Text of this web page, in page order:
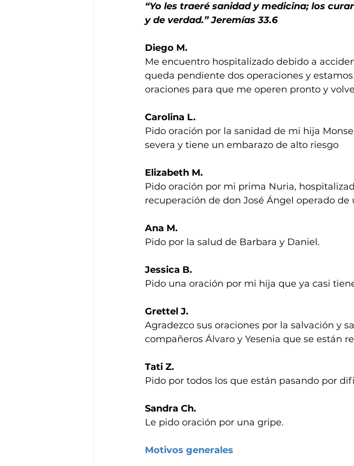
“Yo les traeré sanidad y medicina; los
y de verdad.” Jeremías 33.6
Diego M.
Me encuentro hospitalizado debido a
queda pendiente dos operaciones y
oraciones para que me operen pronto y
Carolina L.
Pido oración por la sanidad de mi hija
severa y tiene un embarazo de alto riesgo
Elizabeth M.
Pido oración por mi prima Nuria,
recuperación de don José Ángel operado de
Ana M.
Pido por la salud de Barbara y Daniel.
Jessica B.
Pido una oración por mi hija que ya casi
Grettel J.
Agradezco sus oraciones por la salvación y
compañeros Álvaro y Yesenia que se están
Tati Z.
Pido por todos los que están pasando por
Sandra Ch.
Le pido oración por una gripe.
Motivos generales